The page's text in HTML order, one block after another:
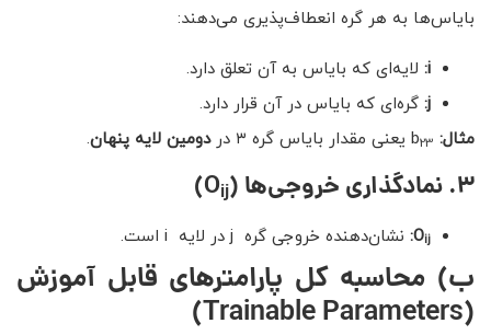
بایاس‌ها به هر گره انعطاف‌پذیری می‌دهند:
i
: لایه‌ای که بایاس به آن تعلق دارد.
j
: گره‌ای که بایاس در آن قرار دارد.
مثال:
b23 یعنی مقدار بایاس گره ۳ در دومین لایه پنهان.
۳. نمادگذاری خروجی‌ها (O
ij
)
Oij
: نشان‌دهنده خروجی گره j در لایه i است.
ب) محاسبه کل پارامترهای قابل آموزش
(Trainable Parameters)